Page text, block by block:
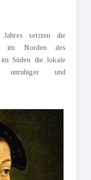
setzten die
im Norden des
Süden die lokale
unruhiger und